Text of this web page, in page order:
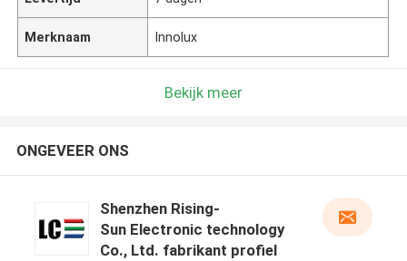
Merknaam Innolux
Bekijk meer
ONGEVEER ONS
Shenzhen Rising-
Sun Electronic technology
Co., Ltd. fabrikant profiel